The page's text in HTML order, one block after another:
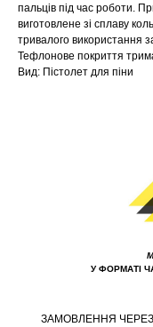
пальців під час роботи.
виготовлене зі сплаву
тривалого використання
Тефлонове покриття
Вид: Пістолет для піни
У ФОРМАТІ
ЗАМОВЛЕННЯ